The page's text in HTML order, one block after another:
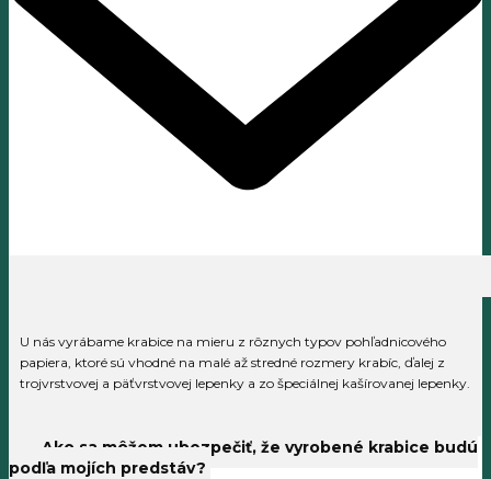
U nás vyrábame krabice na mieru z rôznych typov pohľadnicového
papiera, ktoré sú vhodné na malé až stredné rozmery krabíc, ďalej z
trojvrstvovej a päťvrstvovej lepenky a zo špeciálnej kašírovanej lepenky.
Ako sa môžem ubezpečiť, že vyrobené krabice budú
podľa mojích predstáv?